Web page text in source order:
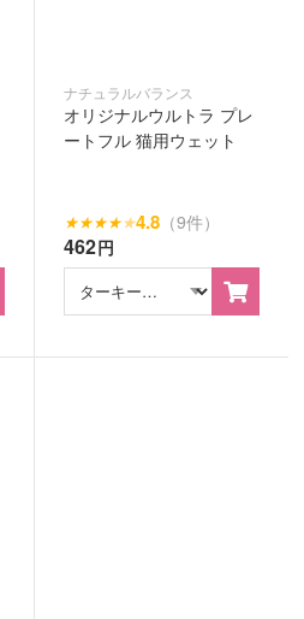
ナチュラルバランス
オリジナルウルトラ プレ
ートフル 猫用ウェット
★★★★★4.8（9件）
462円